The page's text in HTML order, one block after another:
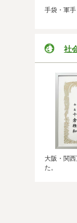
手袋・軍手
社
大阪・関
た。